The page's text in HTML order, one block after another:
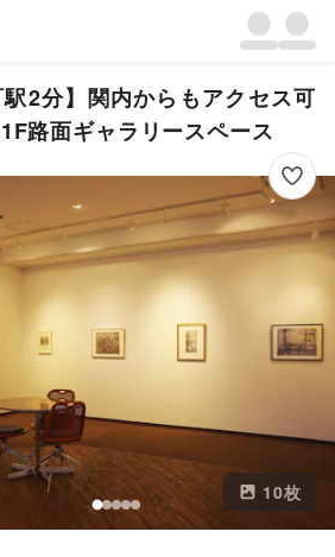
駅2分】関内からもアクセス可
路面ギャラリースペース
10枚